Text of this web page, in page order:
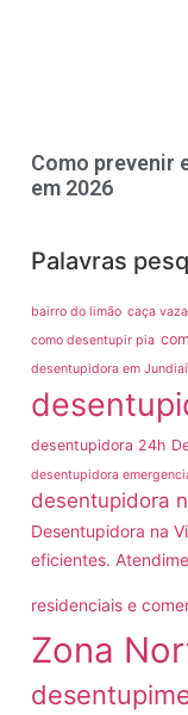
Como prevenir
em 2026
Palavras
bairro do limão caça
como desentupir pia
desentupidora em Jundiaí
desentupidora 24h
desentupidora
desentupidora
Desentupidora na
eficientes.
residenciais e
Zona